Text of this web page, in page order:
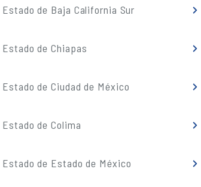
de Baja California Sur
de Chiapas
de Ciudad de México
de Colima
de Estado de México